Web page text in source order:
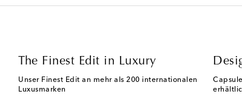
The Finest Edit in Luxury
Unser Finest Edit an mehr als 200 internationalen
Luxusmarken